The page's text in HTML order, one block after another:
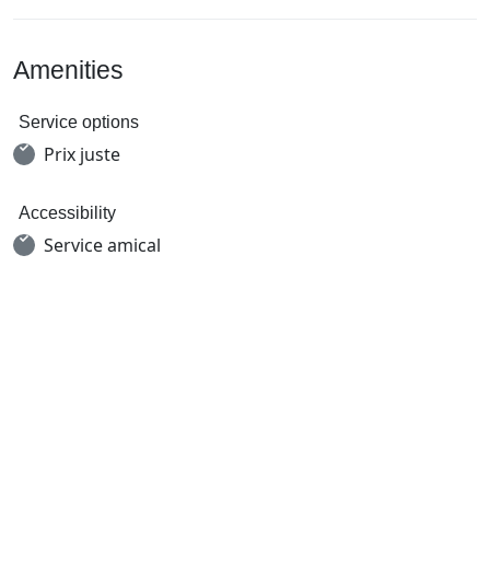
Amenities
Service options
Prix juste
Accessibility
Service amical